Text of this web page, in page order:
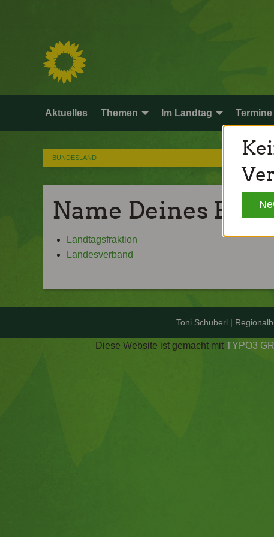
Aktuelles Themen Im Landtag Termine
BUNDESLAND
Name Deines
Landtagsfraktion
Landesverband
Toni Schuberl |
Diese Website ist gemacht mitTYPO3